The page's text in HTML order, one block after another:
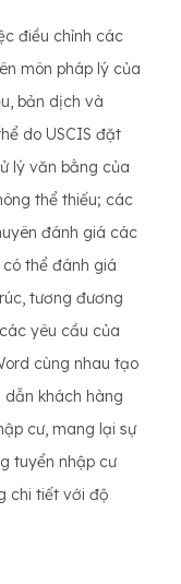
điều chỉnh các
môn pháp lý của
bản dịch và
do USCIS đặt
lý văn bằng của
thể thiếu; các
đánh giá các
thể đánh giá
tương đương
yêu cầu của
cùng nhau tạo
khách hàng
cư, mang lại sự
tuyển nhập cư
chi tiết với độ